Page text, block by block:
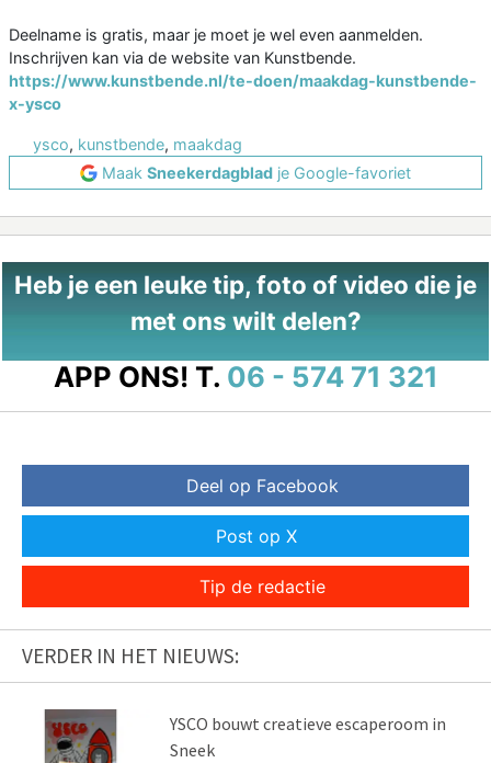
Deelname is gratis, maar je moet je wel even aanmelden.
Inschrijven kan via de website van Kunstbende.
https://www.kunstbende.nl/te-doen/maakdag-kunstbende-
x-ysco
ysco, kunstbende, maakdag
Maak Sneekerdagblad je Google-favoriet
Heb je een leuke tip, foto of video die je
met ons wilt delen?
APP ONS! T. 06 - 574 71 321
Deel op Facebook
Post op X
Tip de redactie
VERDER IN HET NIEUWS:
YSCO bouwt creatieve escaperoom in
Sneek